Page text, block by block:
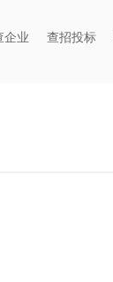
企业 查招投标